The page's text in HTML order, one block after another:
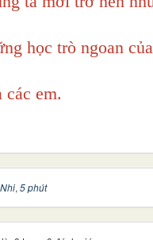
học trò ngoan
các em.
, 5 phút